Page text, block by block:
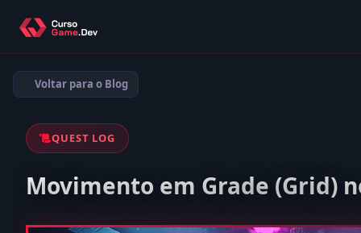
Voltar para o Blog
QUEST LOG
Movimento em Grade (Grid)